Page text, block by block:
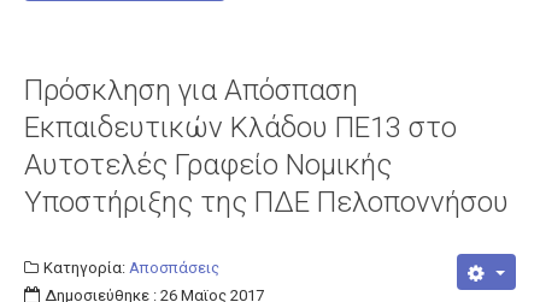
Εκδρομές
Πληροφορίες
Προκηρύξεις
Ωρολόγια Προγράμματα
Πρόσκληση για Απόσπαση
Εκπαιδευτικών Κλάδου ΠΕ13 στο
Αυτοτελές Γραφείο Νομικής
Υποστήριξης της ΠΔΕ Πελοποννήσου
Κατηγορία: Αποσπάσεις
Δημοσιεύθηκε : 26 Μαϊος 2017